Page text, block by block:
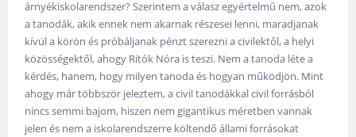
árnyékiskolarendszer? Szerintem a válasz egyértelmű nem, azok
a tanodák, akik ennek nem akarnak részesei lenni, maradjanak
kívül a körön és próbáljanak pénzt szerezni a civilektől, a helyi
közösségektől, ahogy Ritók Nóra is teszi. Nem a tanoda léte a
kérdés, hanem, hogy milyen tanoda és hogyan működjön. Mint
ahogy már többször jeleztem, a civil tanodákkal civil forrásból
nincs semmi bajom, hiszen nem gigantikus méretben vannak
jelen és nem a iskolarendszerre költendő állami forrásokat